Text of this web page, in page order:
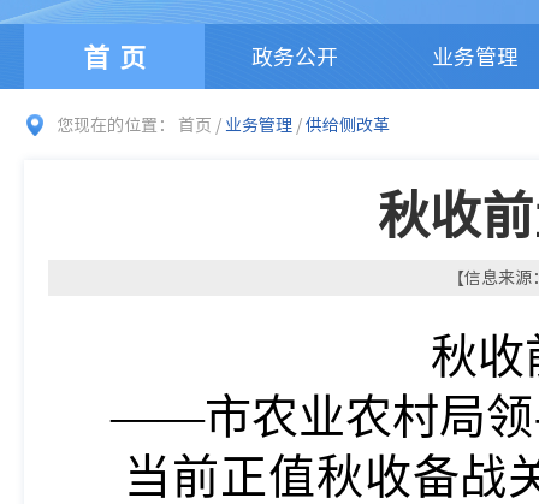
首页 政务公开 业务管理
您现在的位置： 首页 /业务管理 /供给侧改革
秋收
【信息来
秋收
——市农业农村局领
当前正值秋收备战